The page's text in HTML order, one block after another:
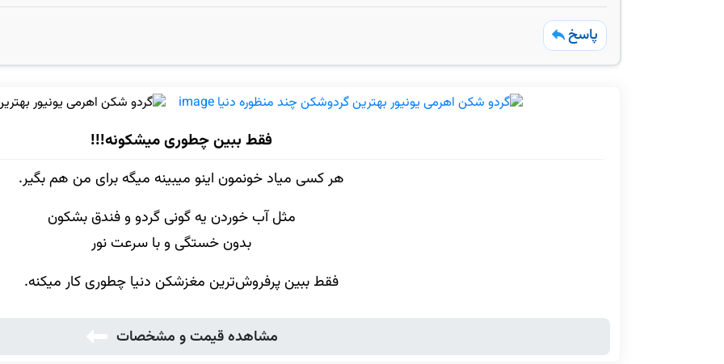
پاسخ
فقط ببین چطوری میشکونه!!!
هر کسی میاد خونمون اینو میبینه میگه برای من هم بگیر.
مثل آب خوردن یه گونی گردو و فندق بشکون
بدون خستگی و با سرعت نور
فقط ببین پرفروش‌ترین مغزشکن دنیا چطوری کار میکنه.
مشاهده قیمت و مشخصات